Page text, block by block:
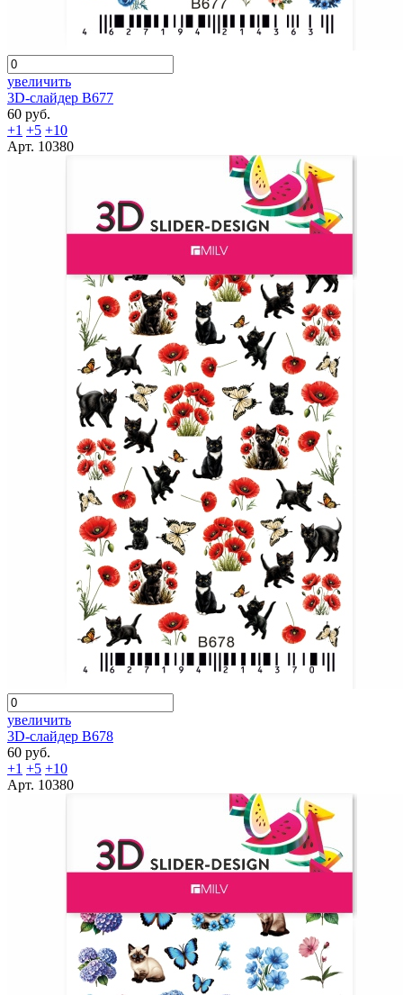
увеличить
3D-слайдер B677
60 руб.
+1 +5 +10
Арт. 10380
увеличить
3D-слайдер B678
60 руб.
+1 +5 +10
Арт. 10380